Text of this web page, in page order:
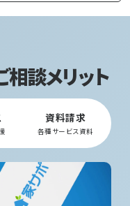
相談メリット
資料請求
各種サービス資料